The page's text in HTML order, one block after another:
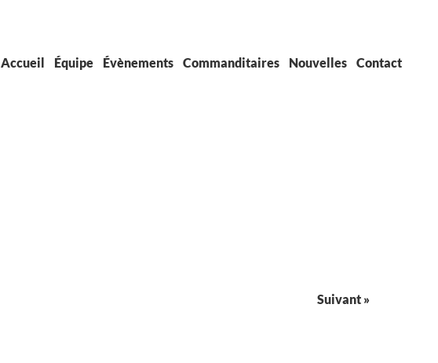
Accueil
Équipe Évènements Commanditaires Nouvelles Contact
Suivant »